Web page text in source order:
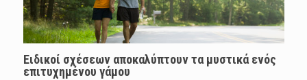
Ειδικοί σχέσεων αποκαλύπτουν τα μυστικά ενός
επιτυχημένου γάμου